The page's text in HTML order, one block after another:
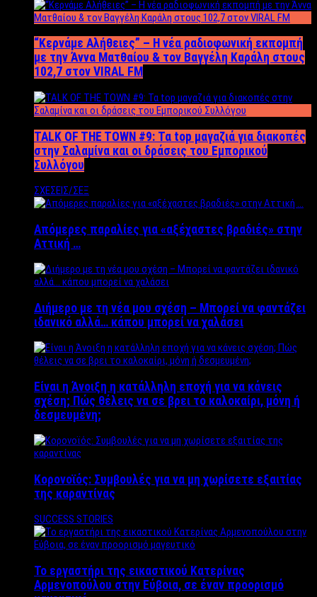
“Kερνάμε Αλήθειες” – Η νέα ραδιοφωνική εκπομπή
με την Άννα Ματθαίου & τον Βαγγέλη Καράλη στους
102,7 στον VIRAL FM
TALK OF THE TOWN #9: Τα top μαγαζιά για διακοπές
στην Σαλαμίνα και οι δράσεις του Εμπορικού
Συλλόγου
ΣΧΕΣΕΙΣ/ΣΕΞ
Απόμερες παραλίες για «αξέχαστες βραδιές» στην
Αττική …
Διήμερο με τη νέα μου σχέση – Μπορεί να φαντάζει
ιδανικό αλλά… κάπου μπορεί να χαλάσει
Είναι η Άνοιξη η κατάλληλη εποχή για να κάνεις
σχέση; Πώς θέλεις να σε βρει το καλοκαίρι, μόνη ή
δεσμευμένη;
Κορονοϊός: Συμβουλές για να μη χωρίσετε εξαιτίας
της καραντίνας
SUCCESS STORIES
Το εργαστήρι της εικαστικού Κατερίνας
Αρμενοπούλου στην Εύβοια, σε έναν προορισμό